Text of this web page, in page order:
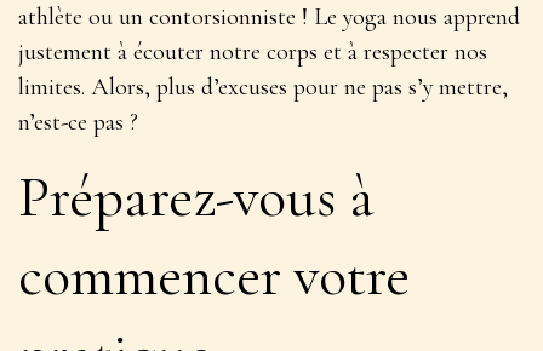
athlète ou un contorsionniste ! Le yoga nous apprend
justement à écouter notre corps et à respecter nos
limites. Alors, plus d’excuses pour ne pas s’y mettre,
n’est-ce pas ?
Préparez-vous à
commencer votre